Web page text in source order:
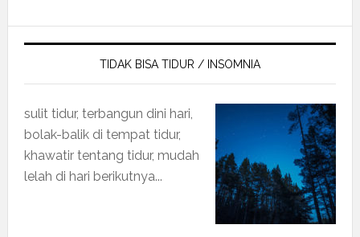
TIDAK BISA TIDUR / INSOMNIA
sulit tidur, terbangun dini hari,
bolak-balik di tempat tidur,
khawatir tentang tidur, mudah
lelah di hari berikutnya...